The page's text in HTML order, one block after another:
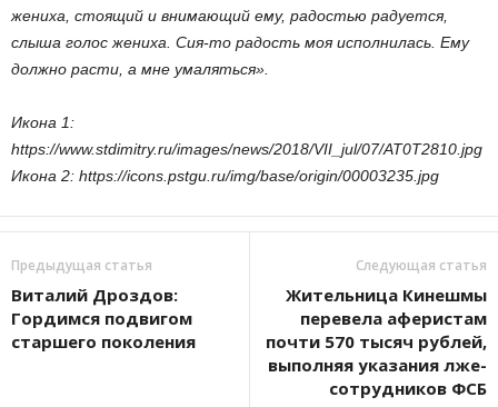
жениха, стоящий и внимающий ему, радостью радуется,
слыша голос жениха. Сия-то радость моя исполнилась. Ему
должно расти, а мне умаляться».
Икона 1:
https://www.stdimitry.ru/images/news/2018/VII_jul/07/AT0T2810.jpg
Икона 2: https://icons.pstgu.ru/img/base/origin/00003235.jpg
Предыдущая статья
Виталий Дроздов:
Гордимся подвигом
старшего поколения
Следующая статья
Жительница Кинешмы
перевела аферистам
почти 570 тысяч рублей,
выполняя указания лже-
сотрудников ФСБ